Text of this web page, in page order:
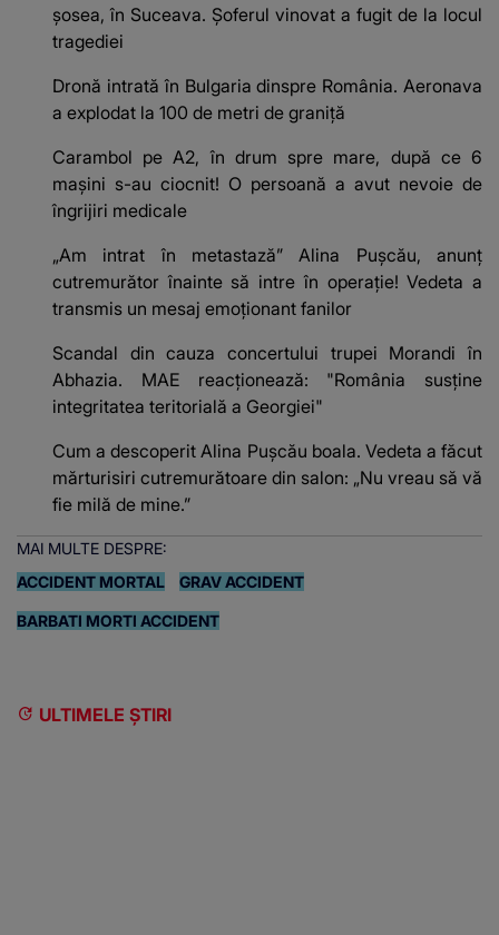
șosea, în Suceava. Șoferul vinovat a fugit de la locul
tragediei
Dronă intrată în Bulgaria dinspre România. Aeronava
a explodat la 100 de metri de graniță
Carambol pe A2, în drum spre mare, după ce 6
mașini s-au ciocnit! O persoană a avut nevoie de
îngrijiri medicale
„Am intrat în metastază” Alina Pușcău, anunț
cutremurător înainte să intre în operație! Vedeta a
transmis un mesaj emoționant fanilor
Scandal din cauza concertului trupei Morandi în
Abhazia. MAE reacționează: "România susține
integritatea teritorială a Georgiei"
Cum a descoperit Alina Pușcău boala. Vedeta a făcut
mărturisiri cutremurătoare din salon: „Nu vreau să vă
fie milă de mine.”
MAI MULTE DESPRE:
ACCIDENT MORTAL
GRAV ACCIDENT
BARBATI MORTI ACCIDENT
ULTIMELE ȘTIRI